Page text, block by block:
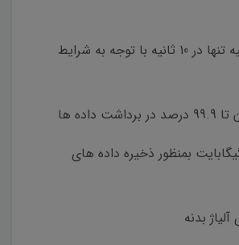
سرعت فیکس اولیه تنها در 10 ثانیه با توجه به شرایط
ها
داخلی 8 گیگابایت بمنظور ذخیره داده های
بدنه